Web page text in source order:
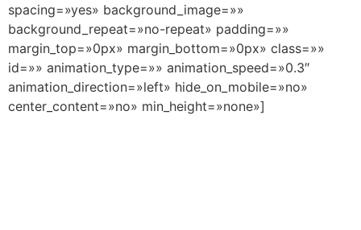
spacing=»yes» background_image=»»
background_repeat=»no-repeat» padding=»»
margin_top=»0px» margin_bottom=»0px» class=»»
id=»» animation_type=»» animation_speed=»0.3″
animation_direction=»left» hide_on_mobile=»no»
center_content=»no» min_height=»none»]